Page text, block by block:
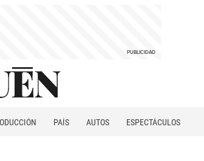
PAÍS AUTOS
ESPECTÁCULOS